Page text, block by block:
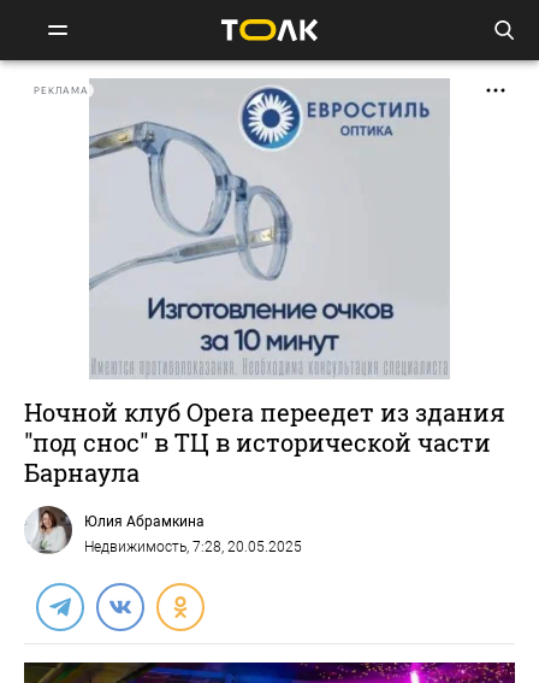
РЕКЛАМА
Ночной клуб Opera переедет из здания
"под снос" в ТЦ в исторической части
Барнаула
Юлия Абрамкина
Недвижимость, 7:28, 20.05.2025